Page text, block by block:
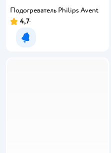
Подогреватель Philips Avent
4,7
Уведомить о появлении